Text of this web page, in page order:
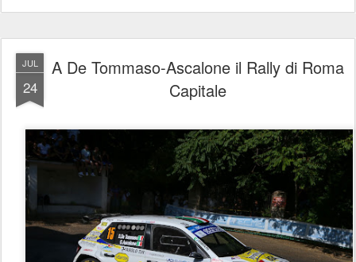
JUL
24
A De Tommaso-Ascalone il Rally di Roma
Capitale